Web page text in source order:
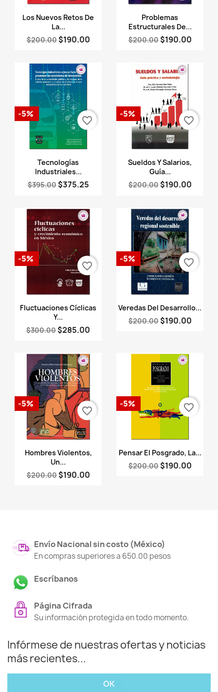
Vista rápida
Los Nuevos Retos De
La...
$200.00 $190.00
Vista rápida
Problemas
Estructurales De...
$200.00 $190.00
Vista rápida
Tecnologías
Industriales...
$395.00 $375.25
-5%
favorite_border
Vista rápida
Sueldos Y Salarios,
Guía...
$200.00 $190.00
-5%
favorite_border
Vista rápida
Fluctuaciones Cíclicas
Y...
$300.00 $285.00
-5%
favorite_border
Vista rápida
Veredas Del Desarrollo...
$200.00 $190.00
-5% favorite_border
Vista rápida
Hombres Violentos,
Un...
$200.00 $190.00
-5%
favorite_border
Vista rápida
Pensar El Posgrado, La...
$200.00 $190.00
-5% favorite_border
Envío Nacional sin costo (México)
En compras superiores a 650.00 pesos
Escríbanos
Página Cifrada
Su información protegida en todo momento.
Infórmese de nuestras ofertas y noticias
más recientes...